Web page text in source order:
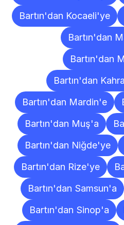
Bartın'dan Kocaeli'ye
Bartın'dan
Bartın'dan
Bartın'dan
Bartın'dan Mardin'e
Bartın'dan Muş'a
Bartın'dan Niğde'ye
Bartın'dan Rize'ye
Bartın'dan Samsun'a
Bartın'dan Sinop'a